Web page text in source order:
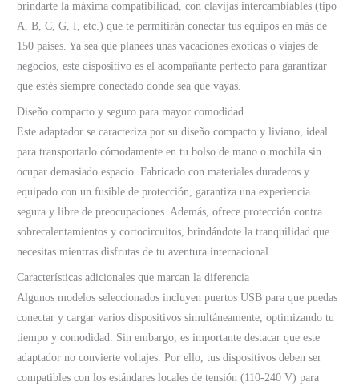
brindarte la máxima compatibilidad, con clavijas intercambiables (tipo
A, B, C, G, I, etc.) que te permitirán conectar tus equipos en más de
150 países. Ya sea que planees unas vacaciones exóticas o viajes de
negocios, este dispositivo es el acompañante perfecto para garantizar
que estés siempre conectado donde sea que vayas.
Diseño compacto y seguro para mayor comodidad
Este adaptador se caracteriza por su diseño compacto y liviano, ideal
para transportarlo cómodamente en tu bolso de mano o mochila sin
ocupar demasiado espacio. Fabricado con materiales duraderos y
equipado con un fusible de protección, garantiza una experiencia
segura y libre de preocupaciones. Además, ofrece protección contra
sobrecalentamientos y cortocircuitos, brindándote la tranquilidad que
necesitas mientras disfrutas de tu aventura internacional.
Características adicionales que marcan la diferencia
Algunos modelos seleccionados incluyen puertos USB para que puedas
conectar y cargar varios dispositivos simultáneamente, optimizando tu
tiempo y comodidad. Sin embargo, es importante destacar que este
adaptador no convierte voltajes. Por ello, tus dispositivos deben ser
compatibles con los estándares locales de tensión (110-240 V) para